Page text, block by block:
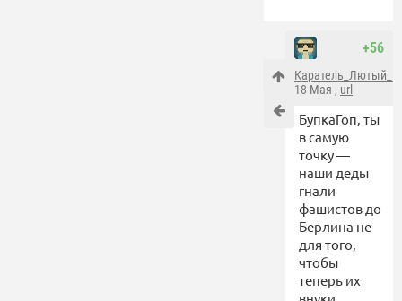
+56
18 Мая , url
БупкаГоп, ты
в самую
точку —
наши деды
гнали
фашистов до
Берлина не
для того,
чтобы
теперь их